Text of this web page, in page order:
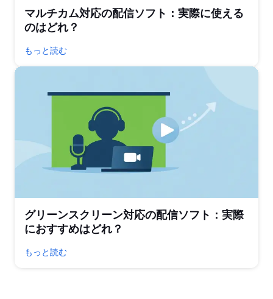
マルチカム対応の配信ソフト：実際に使える
のはどれ？
もっと読む
グリーンスクリーン対応の配信ソフト：実際
におすすめはどれ？
もっと読む